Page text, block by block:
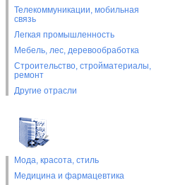
Телекоммуникации, мобильная
связь
Легкая промышленность
Мебель, лес, деревообработка
Строительство, стройматериалы,
ремонт
Другие отрасли
Мода, красота, стиль
Медицина и фармацевтика